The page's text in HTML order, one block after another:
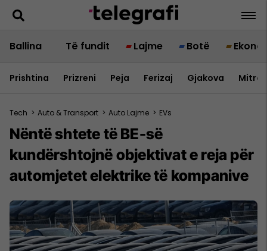
Ballina Të fundit Lajme Botë
Prishtina Prizreni Peja Ferizaj Gjakova
Tech > Auto & Transport > Auto Lajme > EVs
Nëntë shtete të BE-së
kundërshtojnë objektivat e reja për
automjetet elektrike të kompanive